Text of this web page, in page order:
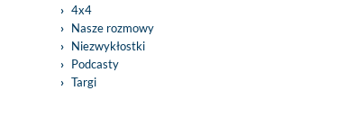
4x4
Nasze rozmowy
Niezwykłostki
Podcasty
Targi